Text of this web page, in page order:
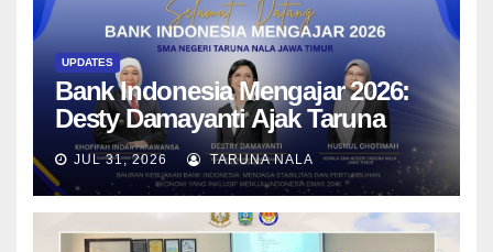
UPDATES
Bank Indonesia Mengajar 2026:
Desty Damayanti Ajak Taruna
SMAN Taruna Nala Jawa Timur
Menjadi Generasi Pemimpin
Berwawasan Global
JUL 31, 2026 TARUNA NALA